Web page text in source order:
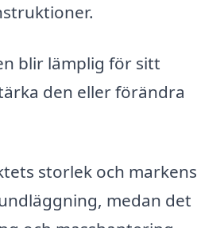
blir lämplig för sitt
den eller förändra
storlek och markens
medan det